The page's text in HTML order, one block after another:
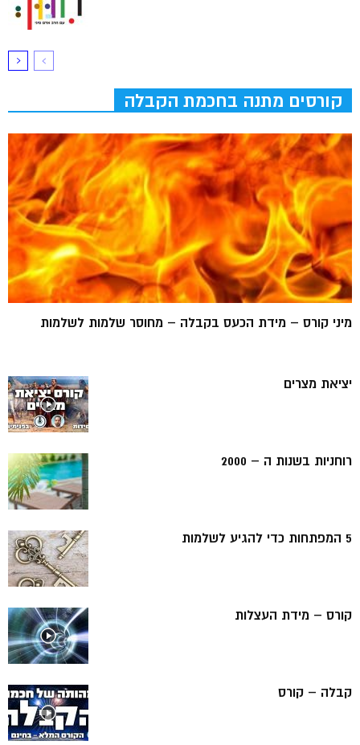
קורסים מתנה בחכמת הקבלה
מיני קורס – מידת הכעס בקבלה – מחוסר שלמות לשלמות
יציאת מצרים
רוחניות בשנות ה – 2000
5 המפתחות כדי להגיע לשלמות
קורס – מידת העצלות
קבלה – קורס